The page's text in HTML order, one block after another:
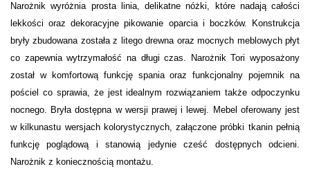
Narożnik wyróżnia prosta linia, delikatne nóżki, które nadają całości
lekkości oraz dekoracyjne pikowanie oparcia i boczków. Konstrukcja
bryły zbudowana została z litego drewna oraz mocnych meblowych płyt
co zapewnia wytrzymałość na długi czas. Narożnik Tori wyposażony
został w komfortową funkcję spania oraz funkcjonalny pojemnik na
pościel co sprawia, że jest idealnym rozwiązaniem także odpoczynku
nocnego. Bryła dostępna w wersji prawej i lewej. Mebel oferowany jest
w kilkunastu wersjach kolorystycznych, załączone próbki tkanin pełnią
funkcję poglądową i stanowią jedynie cześć dostępnych odcieni.
Narożnik z koniecznością montażu.